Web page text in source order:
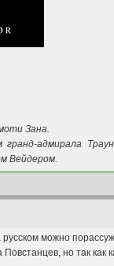
Зана.
адмирала
Вейдером.
можно
но так